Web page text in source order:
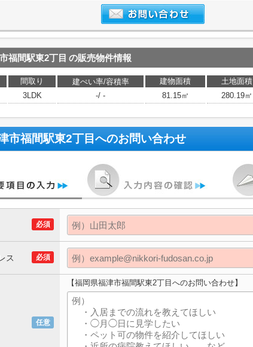
福間駅東2丁目 の販売物件情報
間取り 建ぺい率/容積率 建物面積 土地面積
3LDK -/ - 81.15㎡ 280.19㎡
市福間駅東2丁目 へのお問い合わせ
必須
必須
ス
任意
【福岡県福津市福間駅東2丁目へのお問い合わせ】